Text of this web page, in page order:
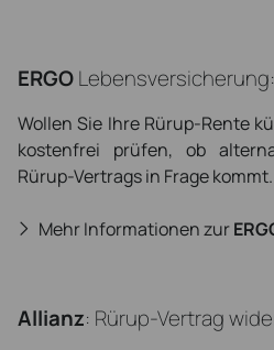
ERGO
Wollen Sie Ihre Rürup-Rente
kostenfrei prüfen, ob
Rürup-Vertrags in Frage kommt.
Mehr Informationen zur
Allianz: Rürup-Vertrag